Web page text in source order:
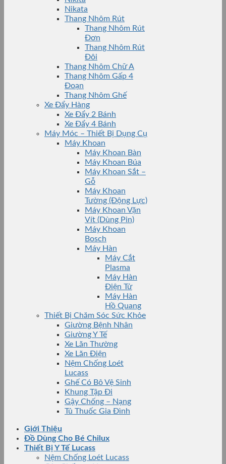
Nikata
Thang Nhôm Rút
Thang Nhôm Rút
Đơn
Thang Nhôm Rút
Đôi
Thang Nhôm Chữ A
Thang Nhôm Gấp 4
Đoạn
Thang Nhôm Ghế
Xe Đẩy Hàng
Xe Đẩy 2 Bánh
Xe Đẩy 4 Bánh
Máy Móc – Thiết Bị Dụng Cụ
Máy Khoan
Máy Khoan Bàn
Máy Khoan Búa
Máy Khoan Sắt –
Gỗ
Máy Khoan
Tường (Động Lực)
Máy Khoan Vặn
Vít (Dùng Pin)
Máy Khoan
Bosch
Máy Hàn
Máy Cắt
Plasma
Máy Hàn
Điện Tử
Máy Hàn
Hồ Quang
Thiết Bị Chăm Sóc Sức Khỏe
Giường Bệnh Nhân
Giường Y Tế
Xe Lăn Thường
Xe Lăn Điện
Nệm Chống Loét
Lucass
Ghế Có Bô Vệ Sinh
Khung Tập Đi
Gậy Chống – Nạng
Tủ Thuốc Gia Đình
Giới Thiệu
Đồ Dùng Cho Bé Chilux
Thiết Bị Y Tế Lucass
Nệm Chống Loét Lucass